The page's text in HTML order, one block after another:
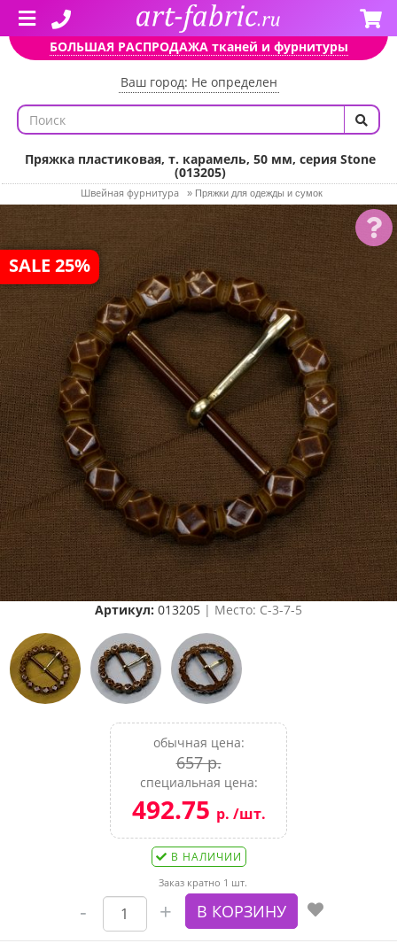
БОЛЬШАЯ РАСПРОДАЖА тканей и фурнитуры
Ваш город: Не определен
Пряжка пластиковая, т. карамель, 50 мм, серия Stone
(013205)
Швейная фурнитура » Пряжки для одежды и сумок
SALE 25%
Артикул: 013205 | Место: C-3-7-5
обычная цена:
657 р.
специальная цена:
492.75 р. /шт.
В НАЛИЧИИ
Заказ кратно 1 шт.